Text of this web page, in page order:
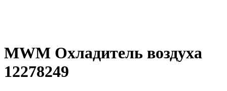
MWM Охладитель воздуха
12278249